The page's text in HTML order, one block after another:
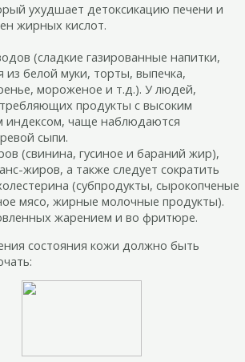
ухудшает детоксикацию печени и
жирных кислот.
(сладкие газированные напитки,
из белой муки, торты, выпечка,
мороженое и т.д.). У людей,
продукты с высоким
индексом, чаще наблюдаются
сыпи.
(свинина, гусиное и бараний жир),
жиров, а также следует сократить
(субпродукты, сырокопченые
мясо, жирные молочные продукты).
жарением и во фритюре.
состояния кожи должно быть